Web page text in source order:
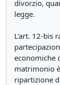
divorzio,
legge.
L'art. 12-bis
economiche
matrimonio
ripartizione